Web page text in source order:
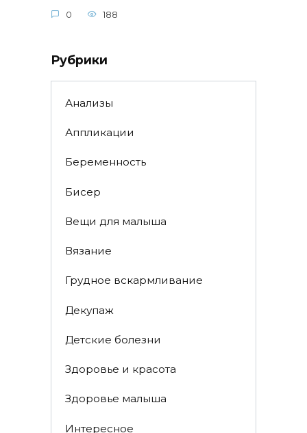
0 188
Рубрики
Анализы
Аппликации
Беременность
Бисер
Вещи для малыша
Вязание
Грудное вскармливание
Декупаж
Детские болезни
Здоровье и красота
Здоровье малыша
Интересное